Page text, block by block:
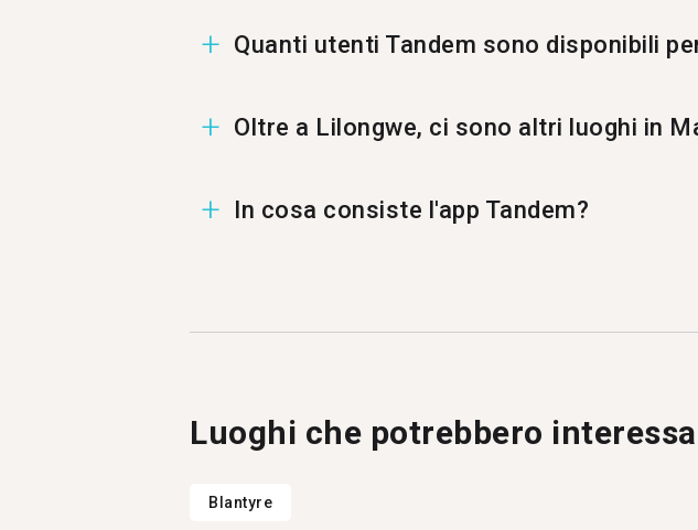
Quanti utenti Tandem sono disponibili
Oltre a Lilongwe, ci sono altri luoghi in
In cosa consiste l'app Tandem?
Luoghi che potrebbero
Blantyre